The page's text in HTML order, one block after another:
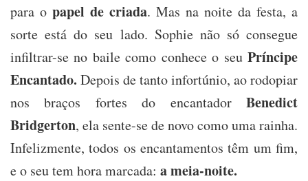
para o papel de criada. Mas na noite da festa, a
sorte está do seu lado. Sophie não só consegue
infiltrar-se no baile como conhece o seu Príncipe
Encantado. Depois de tanto infortúnio, ao rodopiar
nos braços fortes do encantador Benedict
Bridgerton, ela sente-se de novo como uma rainha.
Infelizmente, todos os encantamentos têm um fim,
e o seu tem hora marcada: a meia-noite.